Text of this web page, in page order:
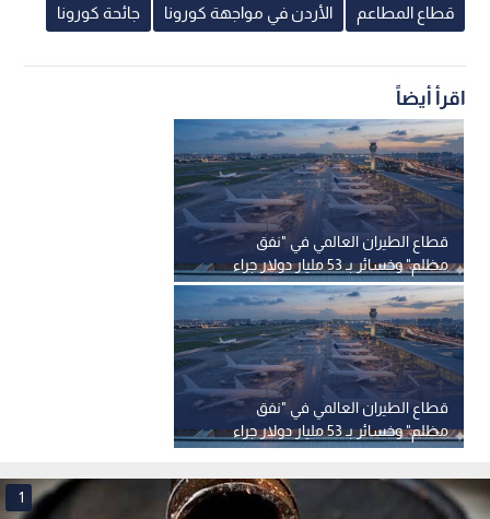
قطاع المطاعم الأردن في مواجهة كورونا جائحة كورونا
اقرأ أيضاً
قطاع الطيران العالمي في "نفق
مظلم" وخسائر بـ 53 مليار دولار جراء
الحرب
قطاع الطيران العالمي في "نفق
مظلم" وخسائر بـ 53 مليار دولار جراء
الحرب
1